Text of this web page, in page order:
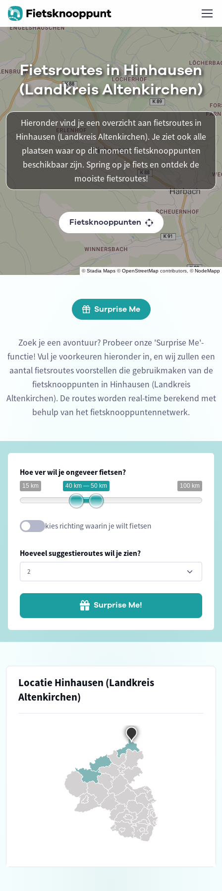
©Stadia Maps ©OpenStreetMap contributors, ©NodeMapp
Fietsroutes in Hinhausen
(Landkreis Altenkirchen)
Hieronder vind je een overzicht aan fietsroutes in
Hinhausen (Landkreis Altenkirchen). Je ziet ook alle
plaatsen waar op dit moment fietsknooppunten
beschikbaar zijn. Spring op je fiets en ontdek de
mooiste fietsroutes!
Fietsknooppunten
Surprise Me
Zoek je een avontuur? Probeer onze 'Surprise Me'-
functie! Vul je voorkeuren hieronder in, en wij zullen een
aantal fietsroutes voorstellen die gebruikmaken van de
fietsknooppunten in Hinhausen (Landkreis
Altenkirchen). De routes worden real-time berekend met
behulp van het fietsknooppuntennetwerk.
Hoe ver wil je ongeveer fietsen?
15 km 100 km
40 km — 50 km
kies richting waarin je wilt fietsen
Hoeveel suggestieroutes wil je zien?
Surprise Me!
Locatie Hinhausen (Landkreis
Altenkirchen)